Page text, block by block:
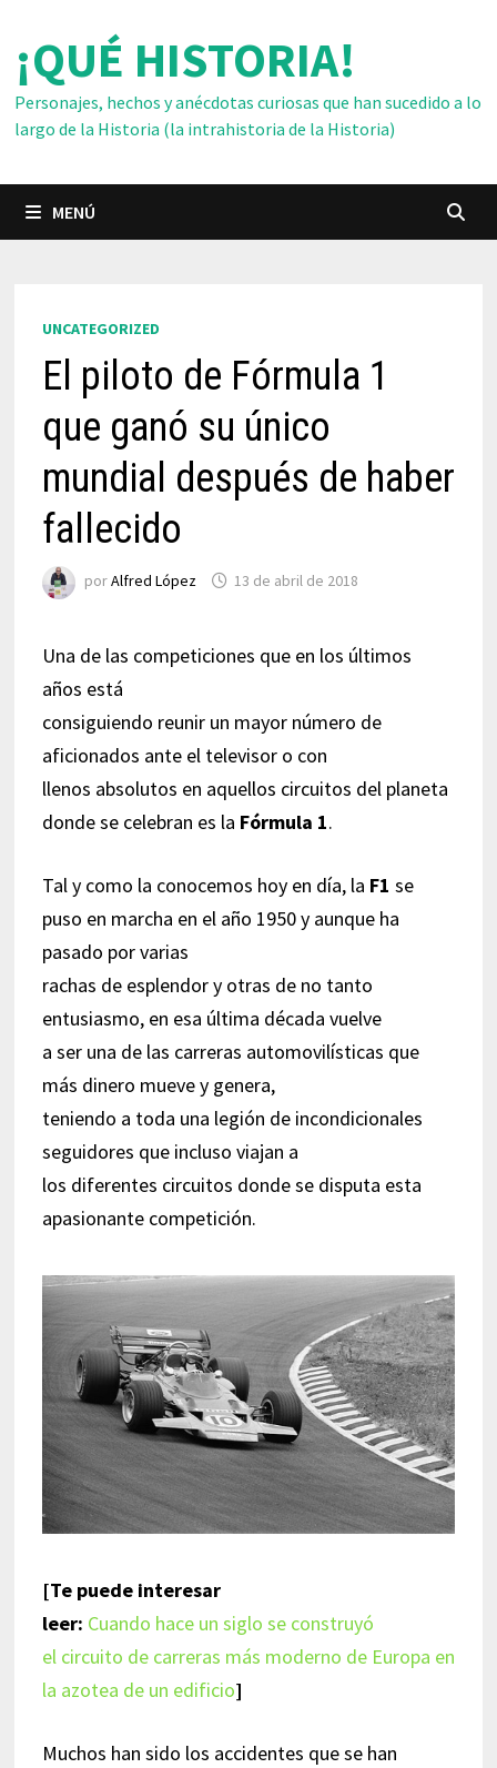
contenido
¡QUÉ HISTORIA!
Personajes, hechos y anécdotas curiosas que han sucedido a lo
largo de la Historia (la intrahistoria de la Historia)
MENÚ
UNCATEGORIZED
El piloto de Fórmula 1
que ganó su único
mundial después de haber
fallecido
porAlfred López 13 de abril de 2018
Una de las competiciones que en los últimos
años está
consiguiendo reunir un mayor número de
aficionados ante el televisor o con
llenos absolutos en aquellos circuitos del planeta
donde se celebran es la Fórmula 1.
Tal y como la conocemos hoy en día, la F1 se
puso en marcha en el año 1950 y aunque ha
pasado por varias
rachas de esplendor y otras de no tanto
entusiasmo, en esa última década vuelve
a ser una de las carreras automovilísticas que
más dinero mueve y genera,
teniendo a toda una legión de incondicionales
seguidores que incluso viajan a
los diferentes circuitos donde se disputa esta
apasionante competición.
[Te puede interesar
leer: Cuando hace un siglo se construyó
el circuito de carreras más moderno de Europa en
la azotea de un edificio]
Muchos han sido los accidentes que se han